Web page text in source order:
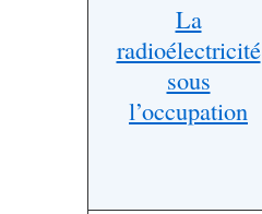
La
radioélectricité
sous
l’occupation